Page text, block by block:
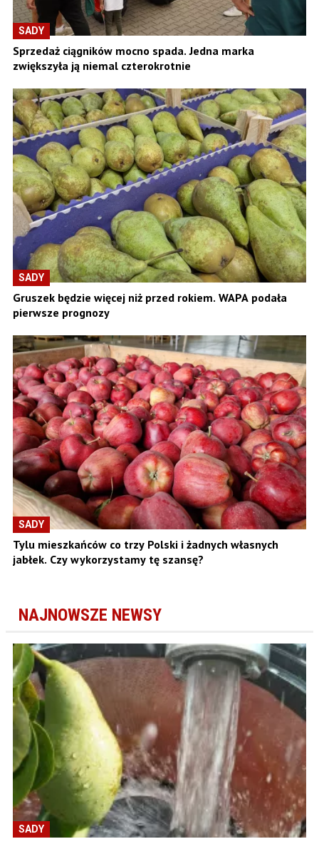
SADY
Sprzedaż ciągników mocno spada. Jedna marka
zwiększyła ją niemal czterokrotnie
SADY
Gruszek będzie więcej niż przed rokiem. WAPA podała
pierwsze prognozy
SADY
Tylu mieszkańców co trzy Polski i żadnych własnych
jabłek. Czy wykorzystamy tę szansę?
NAJNOWSZE NEWSY
SADY